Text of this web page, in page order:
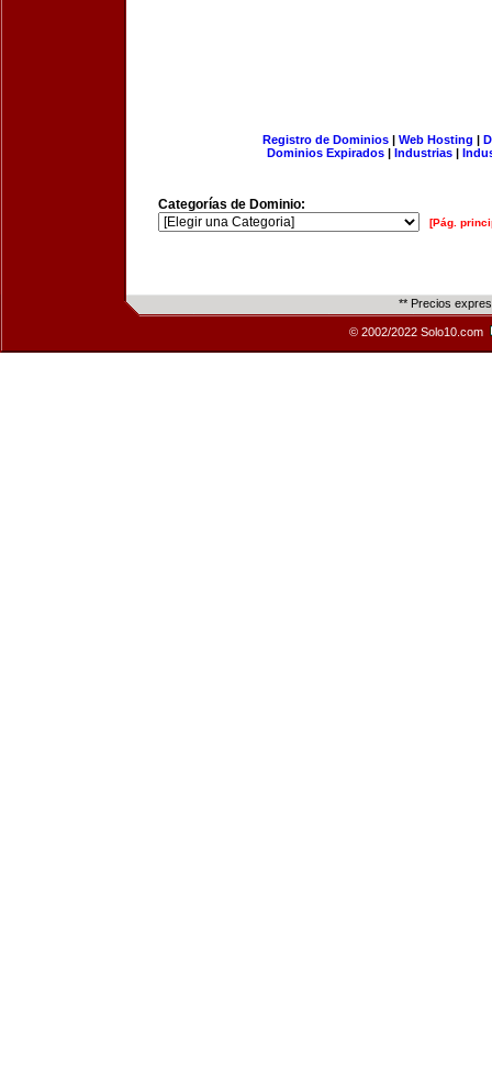
Registro de Dominios| Web Hosting |
Dominios Expirados | Industrias |
Categorías de Dominio:
[Pág.
** Precios
© 2002/2022 Solo10.com